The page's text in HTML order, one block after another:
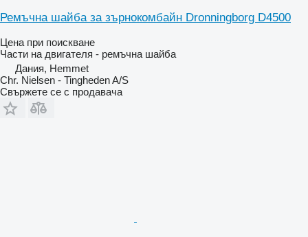
Ремъчна шайба за зърнокомбайн Dronningborg D4500
Цена при поискване
Части на двигателя - ремъчна шайба
Дания, Hemmet
Chr. Nielsen - Tingheden A/S
Свържете се с продавача